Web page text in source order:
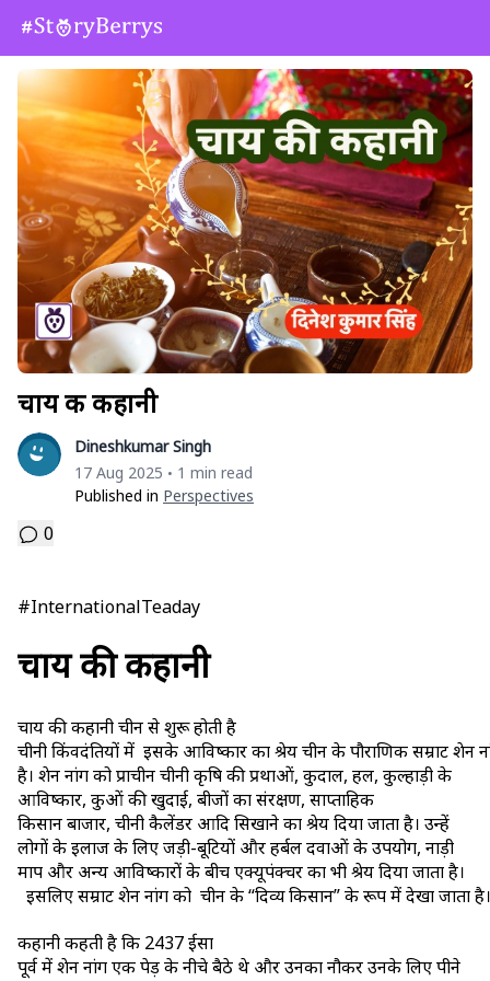
चाय की कहानी
Dineshkumar Singh
17 Aug 2025 • 1 min read
Published in Perspectives
0
#InternationalTeaday
चाय की कहानी
चाय की कहानी चीन से शुरू होती है
चीनी किंवदंतियों में इसके आविष्कार का श्रेय चीन के पौराणिक सम्राट शेन
है। शेन नांग को प्राचीन चीनी कृषि की प्रथाओं, कुदाल, हल, कुल्हाड़ी के
आविष्कार, कुओं की खुदाई, बीजों का संरक्षण, साप्ताहिक
किसान बाजार, चीनी कैलेंडर आदि सिखाने का श्रेय दिया जाता है। उन्हें
लोगों के इलाज के लिए जड़ी-बूटियों और हर्बल दवाओं के उपयोग, नाड़ी
माप और अन्य आविष्कारों के बीच एक्यूपंक्चर का भी श्रेय दिया जाता है।
इसलिए सम्राट शेन नांग को चीन के “दिव्य किसान” के रूप में देखा जाता है।
कहानी कहती है कि 2437 ईसा
पूर्व में शेन नांग एक पेड़ के नीचे बैठे थे और उनका नौकर उनके लिए पीने